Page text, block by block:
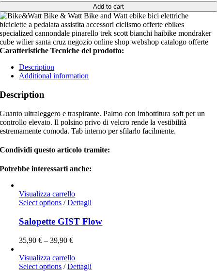
Add to cart
Caratteristiche Tecniche del prodotto:
Description
Additional information
Description
Guanto ultraleggero e traspirante. Palmo con imbottitura soft per un
controllo elevato. Il polsino privo di velcro rende la vestibilità
estremamente comoda. Tab interno per sfilarlo facilmente.
Condividi questo articolo tramite:
Potrebbe interessarti anche:
Visualizza carrello
Select options / Dettagli
Salopette GIST Flow
35,90€ –39,90€
Visualizza carrello
Select options / Dettagli